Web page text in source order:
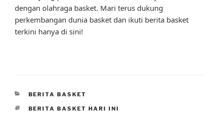
dengan olahraga basket. Mari terus dukung
perkembangan dunia basket dan ikuti berita basket
terkini hanya di sini!
CATEGORIES
BERITA BASKET
TAGS
BERITA BASKET HARI INI